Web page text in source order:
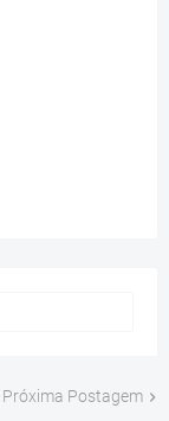
Próxima Postagem